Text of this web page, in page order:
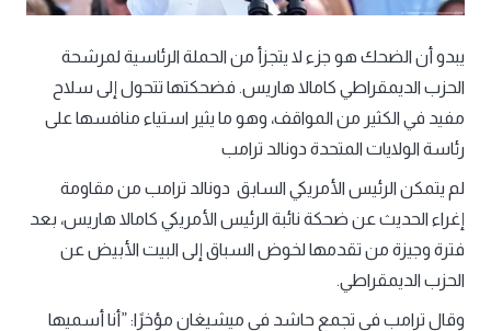
يبدو أن الضحك هو جزء لا يتجزأ من الحملة الرئاسية لمرشحة
الحزب الديمقراطي كامالا هاريس. فضحكتها تتحول إلى سلاح
مفيد في الكثير من المواقف، وهو ما يثير استياء منافسها على
رئاسة الولايات المتحدة دونالد ترامب
لم يتمكن الرئيس الأمريكي السابق دونالد ترامب من مقاومة
إغراء الحديث عن ضحكة نائبة الرئيس الأمريكي كامالا هاريس، بعد
فترة وجيزة من تقدمها لخوض السباق إلى البيت الأبيض عن
الحزب الديمقراطي.
وقال ترامب في تجمع حاشد في ميشيغان مؤخرًا: ”أنا أسميها